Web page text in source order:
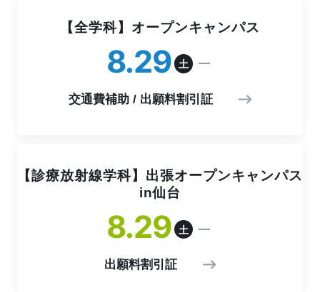
【全学科】オープンキャンパス
8 29 土
交通費補助 / 出願料割引証
【診療放射線学科】出張オープンキャンパス
in仙台
8 29 土
出願料割引証